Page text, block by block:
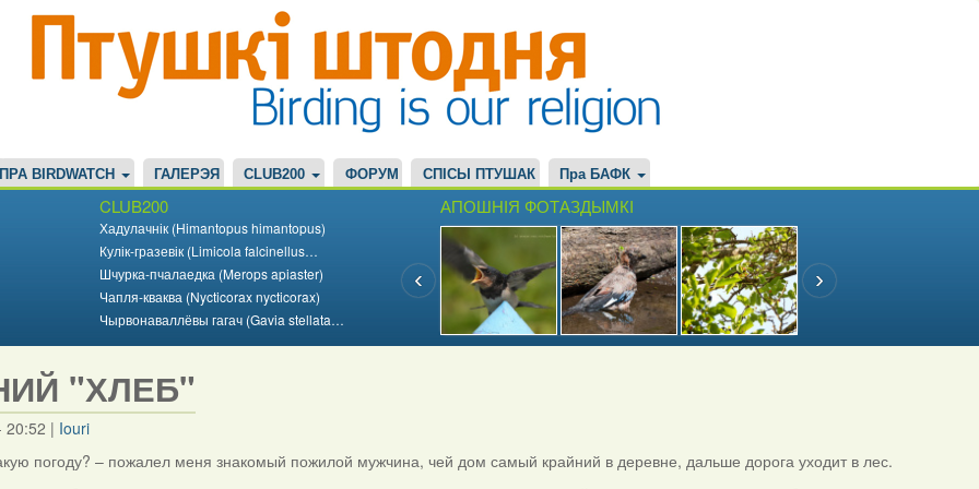
ПРА BIRDWATCH ГАЛЕРЭЯ CLUB200 ФОРУМ СПІСЫ ПТУШАК Пра БАФК
CLUB200
Хадулачнік (Himantopus himantopus)
Кулік-гразевік (Limicola falcinellus…
Шчурка-пчалаедка (Merops apiaster)
Чапля-кваква (Nycticorax nycticorax)
Чырвонаваллёвы гагач (Gavia stellata…
АПОШНІЯ ФОТАЗДЫМКІ
"ХЛЕБ"
20:52 | Iouri
погоду? – пожалел меня знакомый пожилой мужчина, чей дом самый крайний в деревне, дальше дорога уходит в лес.